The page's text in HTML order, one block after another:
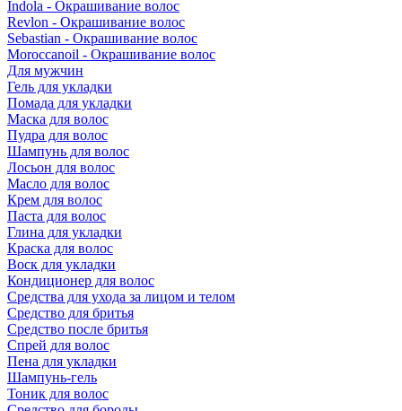
Indola - Окрашивание волос
Revlon - Окрашивание волос
Sebastian - Окрашивание волос
Moroccanoil - Окрашивание волос
Для мужчин
Гель для укладки
Помада для укладки
Маска для волос
Пудра для волос
Шампунь для волос
Лосьон для волос
Масло для волос
Крем для волос
Паста для волос
Глина для укладки
Краска для волос
Воск для укладки
Кондиционер для волос
Средства для ухода за лицом и телом
Средство для бритья
Средство после бритья
Спрей для волос
Пена для укладки
Шампунь-гель
Тоник для волос